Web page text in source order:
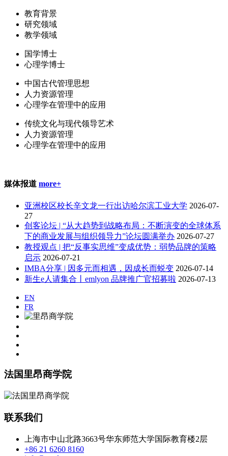
教育背景
研究领域
教学领域
国学博士
心理学博士
中国古代管理思想
人力资源管理
心理学在管理中的应用
传统文化与现代领导艺术
人力资源管理
心理学在管理中的应用
媒体报道 more+
亚洲校区校长辛文龙一行出访哈尔滨工业大学 2026-07-
27
创客论坛 | “从大趋势到战略布局：不断演变的全球体系
下的商业发展与组织领导力”论坛圆满举办 2026-07-27
教授观点 | 把“反事实思维”变成优势：弱势品牌的策略
启示 2026-07-21
IMBA分享 | 因多元而相遇，因成长而蜕变 2026-07-14
​新生e人请集合丨emlyon 品牌推广官招募啦 2026-07-13
EN
FR
法国里昂商学院
联系我们
上海市中山北路3663号华东师范大学国际教育楼2层
+86 21 6260 8160